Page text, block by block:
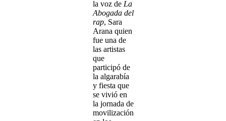
la voz de La
Abogada del
rap, Sara
Arana quien
fue una de
las artistas
que
participó de
la algarabía
y fiesta que
se vivió en
la jornada de
movilización